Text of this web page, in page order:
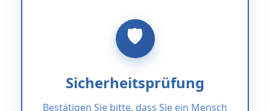
Sicherheitsprüfung
Bestätigen Sie bitte, dass Sie ein Mensch